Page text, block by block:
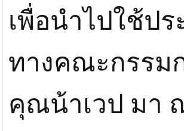
เพื่อนำไปใช้ป
ทางคณะกรรม
คุณน้าเวป มา